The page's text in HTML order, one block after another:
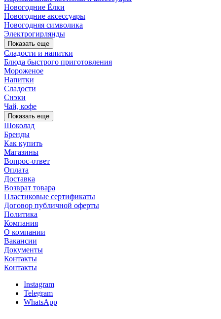
Новогодние Ёлки
Новогодние аксессуары
Новогодняя символика
Электрогирлянды
Показать еще
Сладости и напитки
Блюда быстрого приготовления
Мороженое
Напитки
Сладости
Снэки
Чай, кофе
Показать еще
Шоколад
Бренды
Как купить
Магазины
Вопрос-ответ
Оплата
Доставка
Возврат товара
Пластиковые сертификаты
Договор публичной оферты
Политика
Компания
О компании
Вакансии
Документы
Контакты
Контакты
Instagram
Telegram
WhatsApp